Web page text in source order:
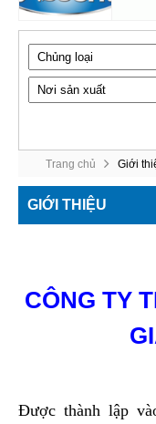
Trang chủ Giới
GIỚI THIỆU
CÔNG TY
Được thành lập